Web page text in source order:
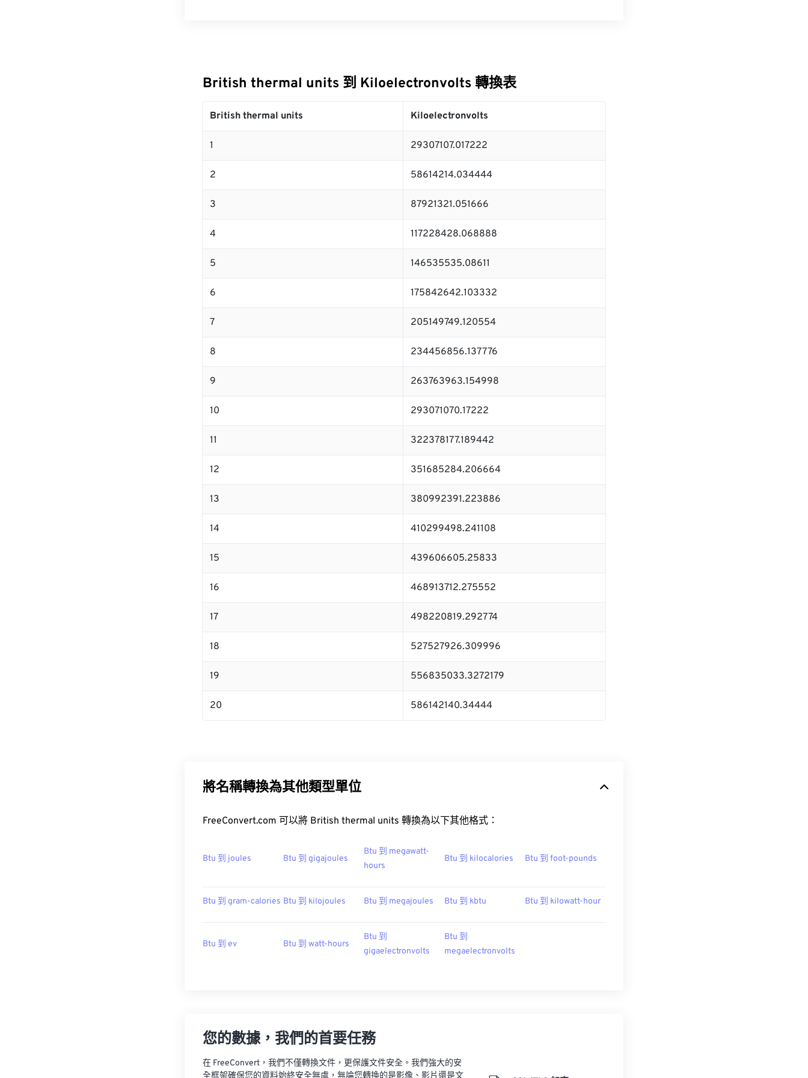
British thermal units 到 Kiloelectronvolts 轉換表
British thermal units Kiloelectronvolts
1 29307107.017222
2 58614214.034444
3 87921321.051666
4 117228428.068888
5 146535535.08611
6 175842642.103332
7 205149749.120554
8 234456856.137776
9 263763963.154998
10 293071070.17222
11 322378177.189442
12 351685284.206664
13 380992391.223886
14 410299498.241108
15 439606605.25833
16 468913712.275552
17 498220819.292774
18 527527926.309996
19 556835033.3272179
20 586142140.34444
將名稱轉換為其他類型單位
FreeConvert.com 可以將 British thermal units 轉換為以下其他格式：
Btu 到 joules Btu 到 gigajoules
Btu 到 megawatt-
hours
Btu 到 kilocalories Btu 到 foot-pounds
Btu 到 gram-calories Btu 到 kilojoules Btu 到 megajoules Btu 到 kbtu Btu 到 kilowatt-hour
Btu 到 ev Btu 到 watt-hours
Btu 到
gigaelectronvolts
Btu 到
megaelectronvolts
您的數據，我們的首要任務
在 FreeConvert，我們不僅轉換文件，更保護文件安全。我們強大的安
全框架確保您的資料始終安全無虞，無論您轉換的是影像、影片還是文